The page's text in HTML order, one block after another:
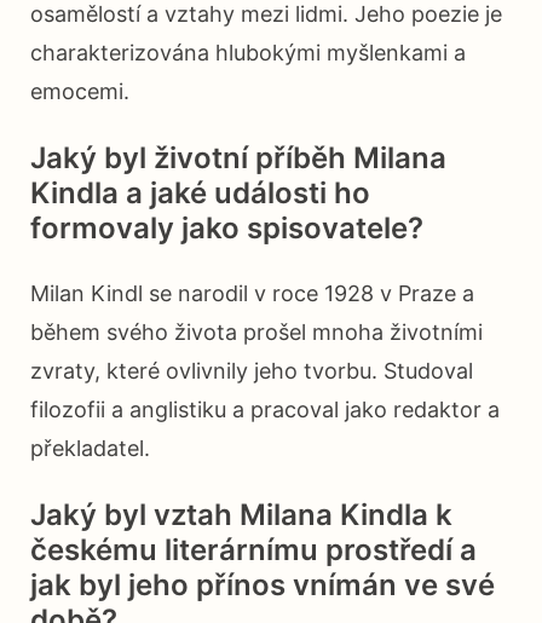
osamělostí a vztahy mezi lidmi. Jeho poezie je
charakterizována hlubokými myšlenkami a
emocemi.
Jaký byl životní příběh Milana
Kindla a jaké události ho
formovaly jako spisovatele?
Milan Kindl se narodil v roce 1928 v Praze a
během svého života prošel mnoha životními
zvraty, které ovlivnily jeho tvorbu. Studoval
filozofii a anglistiku a pracoval jako redaktor a
překladatel.
Jaký byl vztah Milana Kindla k
českému literárnímu prostředí a
jak byl jeho přínos vnímán ve své